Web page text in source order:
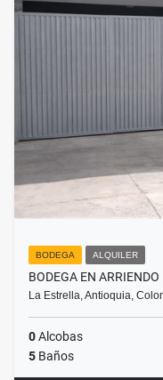
BODEGA ALQUILER
BODEGA EN
La Estrella, Antioquia,
0Alcobas
5 Baños